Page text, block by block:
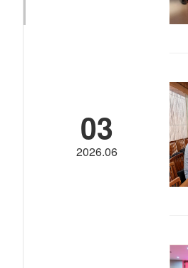
03
2026.06